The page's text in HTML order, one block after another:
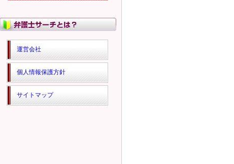
運営会社
個人情報保護方針
サイトマップ